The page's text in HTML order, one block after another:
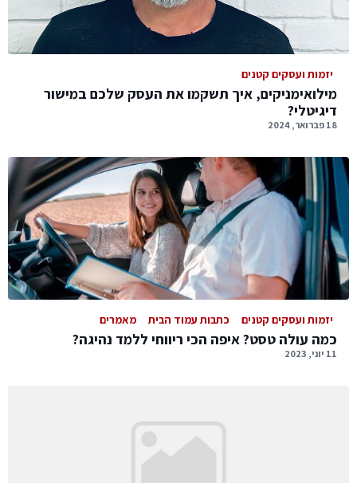
יזמות ועסקים קטנים
מילואימניקים, איך תשקמו את העסק שלכם במישור
דיגיטלי?
18 פברואר, 2024
יזמות ועסקים קטנים כתבות עמוד הבית מאמרים
כמה עולה טסט? איפה הכי ריווחי ללמד נהיגה?
11 יוני, 2023